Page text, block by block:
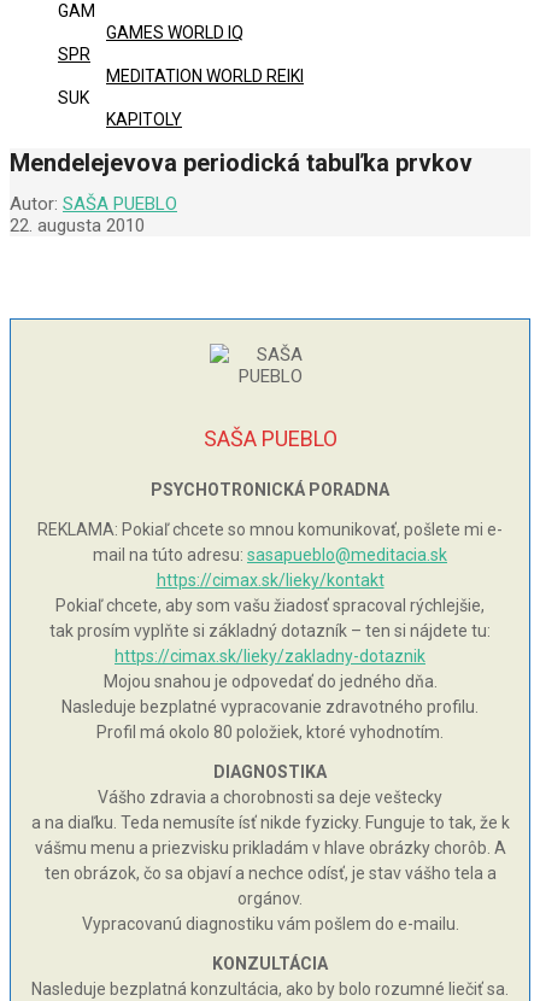
GAM
GAMES WORLD IQ
SPR
MEDITATION WORLD REIKI
SUK
KAPITOLY
Mendelejevova periodická tabuľka prvkov
Autor: SAŠA PUEBLO
22. augusta 2010
SAŠA PUEBLO
PSYCHOTRONICKÁ PORADNA
REKLAMA: Pokiaľ chcete so mnou komunikovať, pošlete mi e-
mail na túto adresu: sasapueblo@meditacia.sk
https://cimax.sk/lieky/kontakt
Pokiaľ chcete, aby som vašu žiadosť spracoval rýchlejšie,
tak prosím vyplňte si základný dotazník – ten si nájdete tu:
https://cimax.sk/lieky/zakladny-dotaznik
Mojou snahou je odpovedať do jedného dňa.
Nasleduje bezplatné vypracovanie zdravotného profilu.
Profil má okolo 80 položiek, ktoré vyhodnotím.
DIAGNOSTIKA
Vášho zdravia a chorobnosti sa deje veštecky
a na diaľku. Teda nemusíte ísť nikde fyzicky. Funguje to tak, že k
vášmu menu a priezvisku prikladám v hlave obrázky chorôb. A
ten obrázok, čo sa objaví a nechce odísť, je stav vášho tela a
orgánov.
Vypracovanú diagnostiku vám pošlem do e-mailu.
KONZULTÁCIA
Nasleduje bezplatná konzultácia, ako by bolo rozumné liečiť sa.